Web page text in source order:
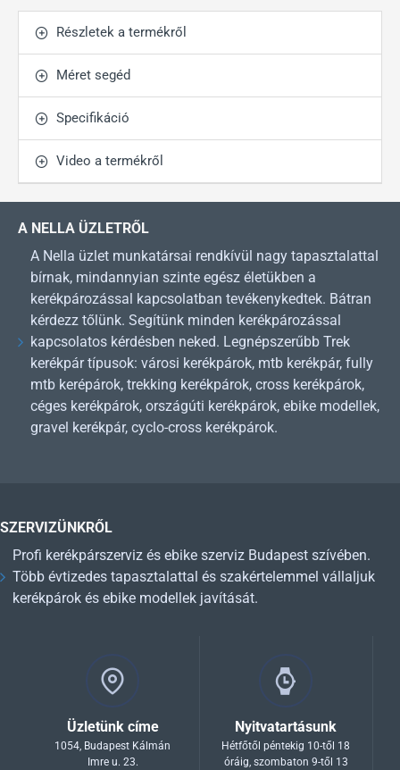
Részletek a termékről
Méret segéd
Specifikáció
Video a termékről
A NELLA ÜZLETRŐL
A Nella üzlet munkatársai rendkívül nagy tapasztalattal
bírnak, mindannyian szinte egész életükben a
kerékpározással kapcsolatban tevékenykedtek. Bátran
kérdezz tőlünk. Segítünk minden kerékpározással
kapcsolatos kérdésben neked. Legnépszerűbb Trek
kerékpár típusok: városi kerékpárok, mtb kerékpár, fully
mtb kerépárok, trekking kerékpárok, cross kerékpárok,
céges kerékpárok, országúti kerékpárok, ebike modellek,
gravel kerékpár, cyclo-cross kerékpárok.
SZERVIZÜNKRŐL
Profi kerékpárszerviz és ebike szerviz Budapest szívében.
Több évtizedes tapasztalattal és szakértelemmel vállaljuk
kerékpárok és ebike modellek javítását.
Üzletünk címe
1054, Budapest Kálmán
Imre u. 23.
Nyitvatartásunk
Hétfőtől péntekig 10-től 18
óráig, szombaton 9-től 13